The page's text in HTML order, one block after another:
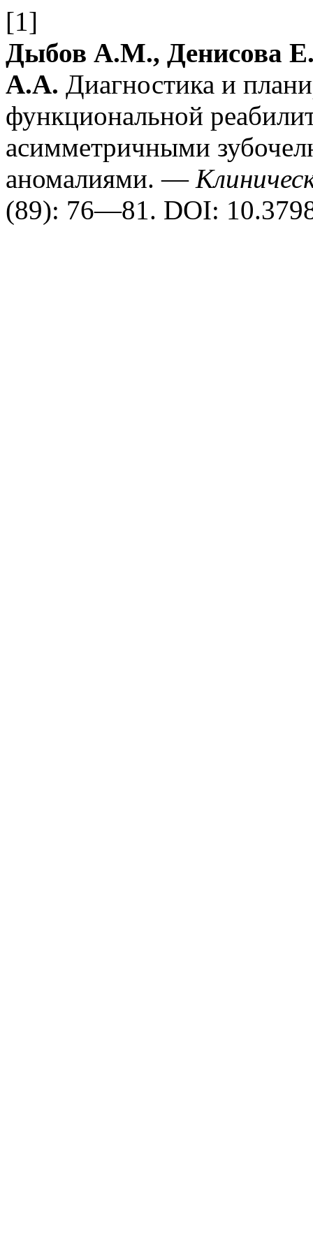
[1]
Дыбов А.М., Денисова
А.А. Диагностика и
функциональной
асимметричными
аномалиями. —
(89): 76—81. DOI: